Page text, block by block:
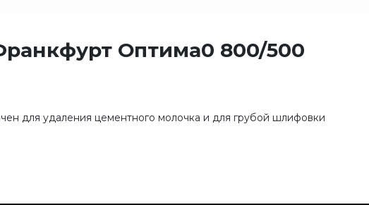
Оптима0 800/500
для удаления цементного молочка и для грубой шлифовки